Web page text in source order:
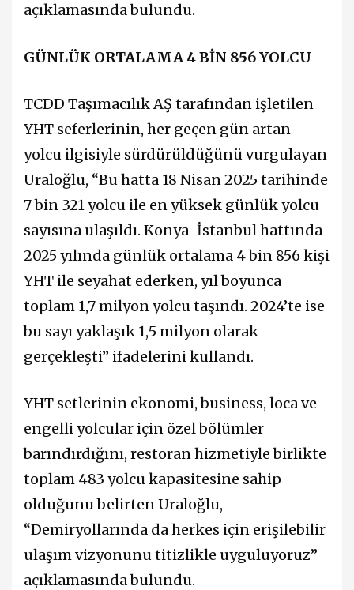
açıklamasında bulundu.
GÜNLÜK ORTALAMA 4 BİN 856 YOLCU
TCDD Taşımacılık AŞ tarafından işletilen
YHT seferlerinin, her geçen gün artan
yolcu ilgisiyle sürdürüldüğünü vurgulayan
Uraloğlu, “Bu hatta 18 Nisan 2025 tarihinde
7 bin 321 yolcu ile en yüksek günlük yolcu
sayısına ulaşıldı. Konya-İstanbul hattında
2025 yılında günlük ortalama 4 bin 856 kişi
YHT ile seyahat ederken, yıl boyunca
toplam 1,7 milyon yolcu taşındı. 2024’te ise
bu sayı yaklaşık 1,5 milyon olarak
gerçekleşti” ifadelerini kullandı.
YHT setlerinin ekonomi, business, loca ve
engelli yolcular için özel bölümler
barındırdığını, restoran hizmetiyle birlikte
toplam 483 yolcu kapasitesine sahip
olduğunu belirten Uraloğlu,
“Demiryollarında da herkes için erişilebilir
ulaşım vizyonunu titizlikle uyguluyoruz”
açıklamasında bulundu.